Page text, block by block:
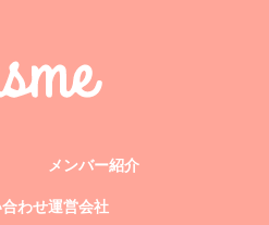
わせ
メンバー紹介
運営会社